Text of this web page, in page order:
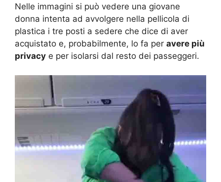
Nelle immagini si può vedere una giovane
donna intenta ad avvolgere nella pellicola di
plastica i tre posti a sedere che dice di aver
acquistato e, probabilmente, lo fa per avere più
privacy e per isolarsi dal resto dei passeggeri.